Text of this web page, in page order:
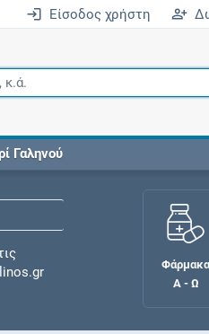
Είσοδος χρήστη
Γαληνού
Α - Ω